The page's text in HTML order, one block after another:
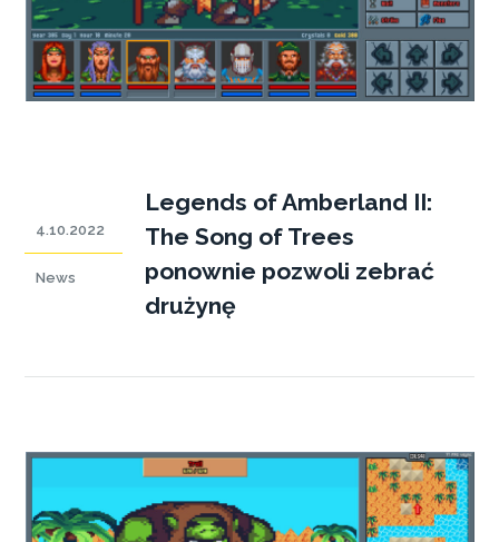
4.10.2022
News
Legends of Amberland II:
The Song of Trees
ponownie pozwoli zebrać
drużynę